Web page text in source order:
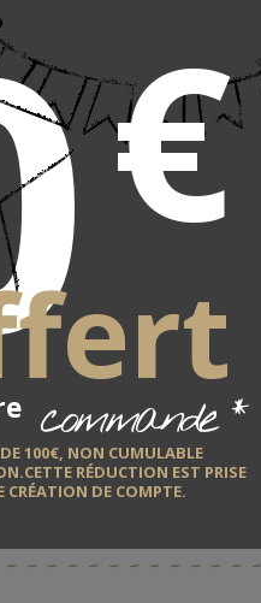
€
commande *
100€, NON CUMULABLE
RÉDUCTION EST PRISE
CRÉATION DE COMPTE.
Délai de
L 29 cm
QUANTITÉ
En stock
Délai de